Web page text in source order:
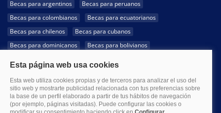
Becas para argentinos
Becas para peruanos
Becas para colombianos
Becas para ecuatorianos
Becas para chilenos
Becas para cubanos
Becas para dominicanos
Becas para bolivianos
Becas para hondureños
Becas para paraguayos
Becas para uruguayos
Becas para salvadoreños